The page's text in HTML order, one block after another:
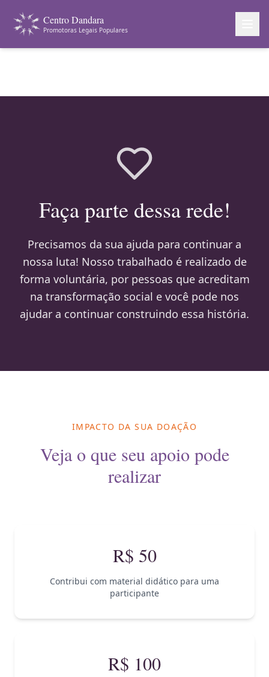
Centro Dandara
Promotoras Legais Populares
Faça parte dessa rede!
Precisamos da sua ajuda para continuar a
nossa luta! Nosso trabalhado é realizado de
forma voluntária, por pessoas que acreditam
na transformação social e você pode nos
ajudar a continuar construindo essa história.
IMPACTO DA SUA DOAÇÃO
Veja o que seu apoio pode
realizar
R$ 50
Contribui com material didático para uma
participante
R$ 100